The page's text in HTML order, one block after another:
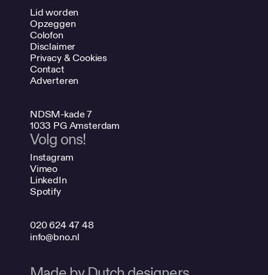
Lid worden
Opzeggen
Colofon
Disclaimer
Privacy & Cookies
Contact
Adverteren
NDSM-kade 7
1033 PG Amsterdam
Volg ons!
Instagram
Vimeo
LinkedIn
Spotify
020 624 47 48
info@bno.nl